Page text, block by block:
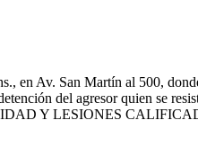
en Av. San Martín al 500,
del agresor quien se
Y LESIONES